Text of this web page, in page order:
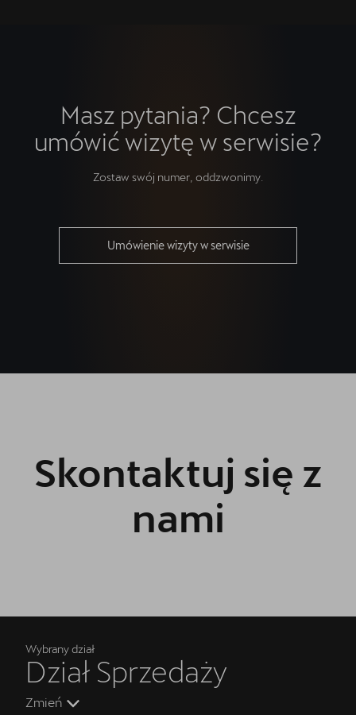
Masz pytania? Chcesz
umówić wizytę w serwisie?
Zostaw swój numer, oddzwonimy.
Umówienie wizyty w serwisie
Skontaktuj się z
nami
Wybrany dział
Dział Sprzedaży
Zmień